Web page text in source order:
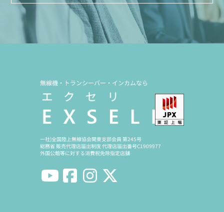
無線機・トランシーバー・インカムなら
一社)全国陸上無線協会関東支部会員 第245号
総務省 販売代理店届出制度 代理店届出番号C1909977
外国公館等に対する消費税免除指定店舗